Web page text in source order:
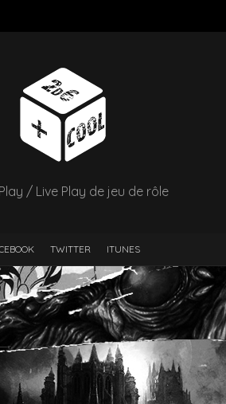
/ Live Play de jeu de rôle
TWITTER ITUNES